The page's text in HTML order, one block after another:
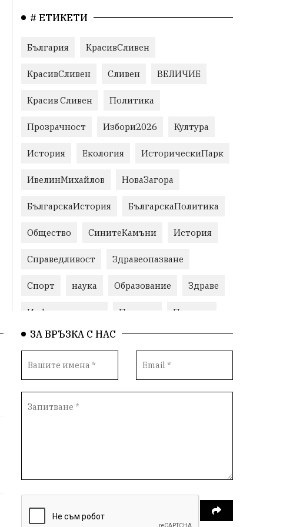
# ЕТИКЕТИ
България КрасивСливен
КрасивСливен Сливен ВЕЛИЧИЕ
Красив Сливен Политика
Прозрачност Избори2026 Култура
История Екология ИсторическиПарк
ИвелинМихайлов НоваЗагора
БългарскаИстория БългарскаПолитика
Общество СинитеКамъни История
Справедливост Здравеопазване
Спорт наука Образование Здраве
Инфраструктура Пеевски Протест
Свобода ИвелинМихайлов
ОбщинаСливен Карандила
ГражданскоОбщество РадостинВасилев
ОбщественИнтерес земеделие
ИсторияНаБългария Иновации САЩ
ЗА ВРЪЗКА С НАС